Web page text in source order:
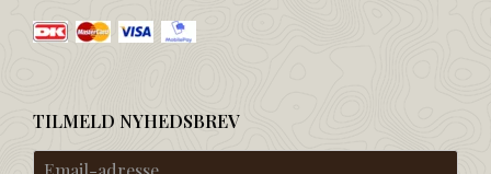
TILMELD NYHEDSBREV
Email-